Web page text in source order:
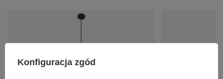
Konfiguracja zgód